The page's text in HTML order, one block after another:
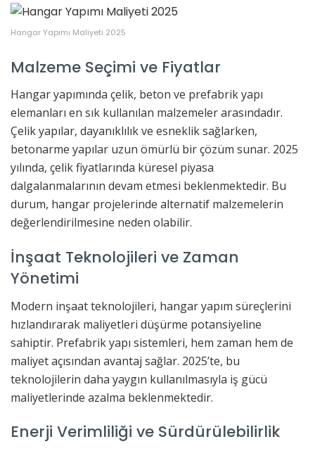
Hangar Yapımı Maliyeti 2025
Malzeme Seçimi ve Fiyatlar
Hangar yapımında çelik, beton ve prefabrik yapı
elemanları en sık kullanılan malzemeler arasındadır.
Çelik yapılar, dayanıklılık ve esneklik sağlarken,
betonarme yapılar uzun ömürlü bir çözüm sunar. 2025
yılında, çelik fiyatlarında küresel piyasa
dalgalanmalarının devam etmesi beklenmektedir. Bu
durum, hangar projelerinde alternatif malzemelerin
değerlendirilmesine neden olabilir.
İnşaat Teknolojileri ve Zaman
Yönetimi
Modern inşaat teknolojileri, hangar yapım süreçlerini
hızlandırarak maliyetleri düşürme potansiyeline
sahiptir. Prefabrik yapı sistemleri, hem zaman hem de
maliyet açısından avantaj sağlar. 2025’te, bu
teknolojilerin daha yaygın kullanılmasıyla iş gücü
maliyetlerinde azalma beklenmektedir.
Enerji Verimliliği ve Sürdürülebilirlik